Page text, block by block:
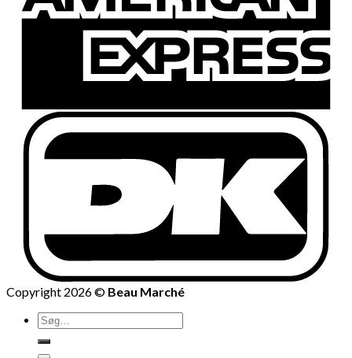
Copyright 2026 © Beau Marché
Søg
efter: